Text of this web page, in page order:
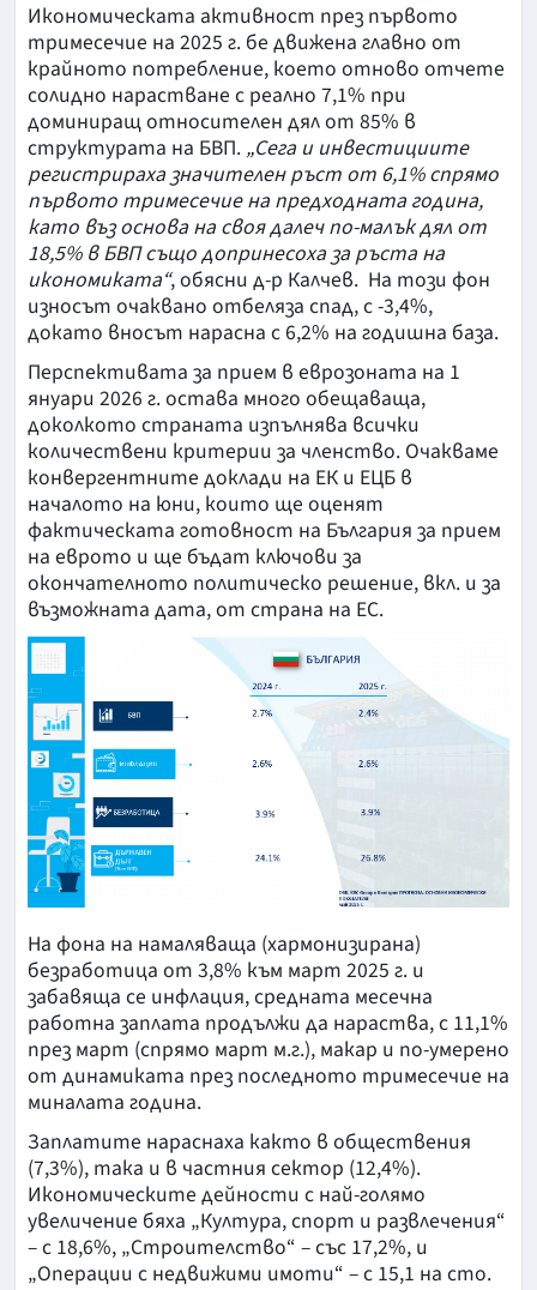
Икономическата активност през първото
тримесечие на 2025 г. бе движена главно от
крайното потребление, което отново отчете
солидно нарастване с реално 7,1% при
доминиращ относителен дял от 85% в
структурата на БВП. „Сега и инвестициите
регистрираха значителен ръст от 6,1% спрямо
първото тримесечие на предходната година,
като въз основа на своя далеч по-малък дял от
18,5% в БВП също допринесоха за ръста на
икономиката“, обясни д-р Калчев. На този фон
износът очаквано отбеляза спад, с -3,4%,
докато вносът нарасна с 6,2% на годишна база.
Перспективата за прием в еврозоната на 1
януари 2026 г. остава много обещаваща,
доколкото страната изпълнява всички
количествени критерии за членство. Очакваме
конвергентните доклади на ЕК и ЕЦБ в
началото на юни, които ще оценят
фактическата готовност на България за прием
на еврото и ще бъдат ключови за
окончателното политическо решение, вкл. и за
възможната дата, от страна на ЕС.
На фона на намаляваща (хармонизирана)
безработица от 3,8% към март 2025 г. и
забавяща се инфлация, средната месечна
работна заплата продължи да нараства, с 11,1%
през март (спрямо март м.г.), макар и по-умерено
от динамиката през последното тримесечие на
миналата година.
Заплатите нараснаха както в обществения
(7,3%), така и в частния сектор (12,4%).
Икономическите дейности с най-голямо
увеличение бяха „Култура, спорт и развлечения“
– с 18,6%, „Строителство“ – със 17,2%, и
„Операции с недвижими имоти“ – с 15,1 на сто.